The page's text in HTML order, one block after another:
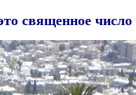
священное